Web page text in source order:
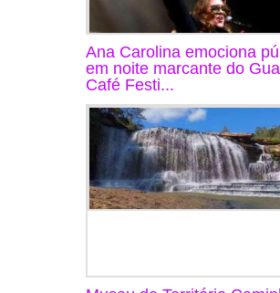
Ana Carolina emociona
em noite marcante do
Café Festi...